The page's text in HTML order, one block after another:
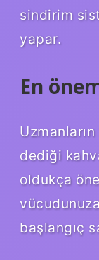
sindirim
yapar.
En
dediği
oldukça
başlangıç